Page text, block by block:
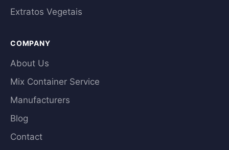
Extratos Vegetais
COMPANY
About Us
Mix Container Service
Manufacturers
Blog
Contact